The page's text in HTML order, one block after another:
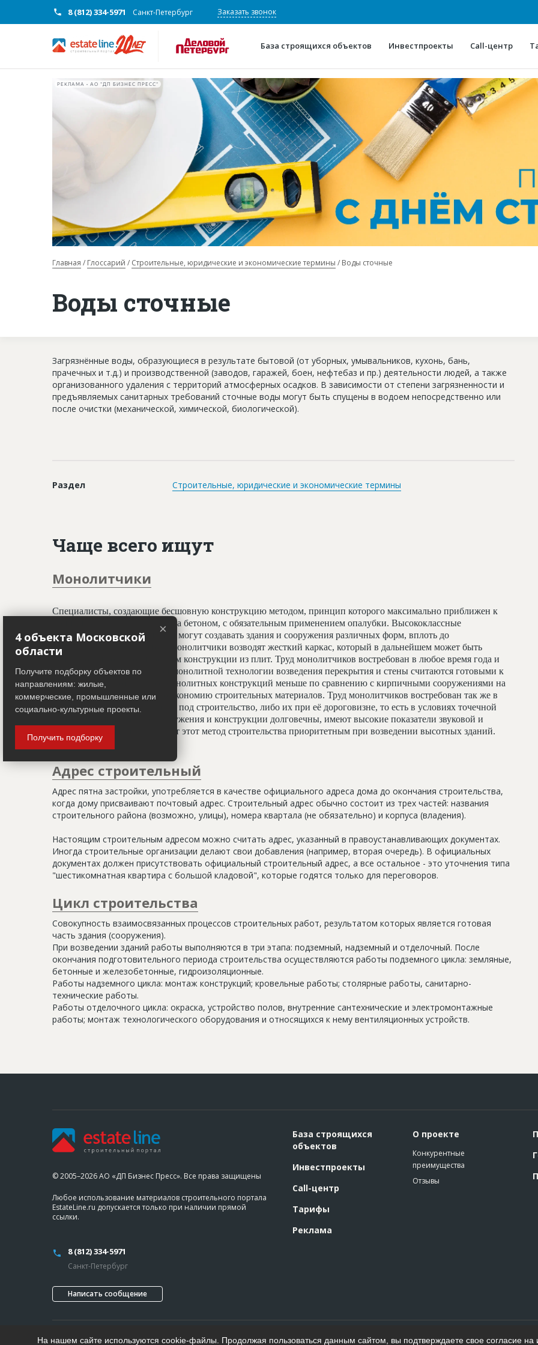
8 (812) 334-5971 Санкт-Петербург Заказать звонок
База строящихся объектов Инвестпроекты Call-центр
О проекте
Конкурентные
Горячие
Глоссарий
РЕКЛАМА • АО "ДП БИЗНЕС ПРЕСС"
Главная Глоссарий Строительные, юридические и экономические термины Воды сточные
Воды сточные
Загрязнённые воды, образующиеся в результате бытовой (от уборных, умывальников, кухонь, бань,
прачечных и т.д.) и производственной (заводов, гаражей, боен, нефтебаз и пр.) деятельности людей, а также
организованного удаления с территорий атмосферных осадков. В зависимости от степени загрязненности и
предъявляемых санитарных требований сточные воды могут быть спущены в водоем непосредственно или
после очистки (механической, химической, биологической).
Раздел Строительные, юридические и экономические термины
Чаще всего ищут
Монолитчики
Специалисты, создающие бесшовную конструкцию методом, принцип которого максимально приближен к
принципу заливки фундамента бетоном, с обязательным применением опалубки. Высококлассные
профессионалы-монолитчики могут создавать здания и сооружения различных форм, вплоть до
криволинейных элементов. Монолитчики возводят жесткий каркас, который в дальнейшем может быть
использован гораздо шире, чем конструкции из плит. Труд монолитчиков востребован в любое время года и
считается всесезонным. При монолитной технологии возведения перекрытия и стены считаются готовыми к
отделочным работам, а вес монолитных конструкций меньше по сравнению с кирпичными сооружениями на
20%, что даёт значительную экономию строительных материалов. Труд монолитчиков востребован так же в
условиях недостатка площади под строительство, либо их при её дороговизне, то есть в условиях точечной
застройки. Монолитные сооружения и конструкции долговечны, имеют высокие показатели звуковой и
тепловой изоляции, что делает этот метод строительства приоритетным при возведении высотных зданий.
Адрес строительный
Адрес пятна застройки, употребляется в качестве официального адреса дома до окончания строительства,
когда дому присваивают почтовый адрес. Строительный адрес обычно состоит из трех частей: названия
строительного района (возможно, улицы), номера квартала (не обязательно) и корпуса (владения).
Настоящим строительным адресом можно считать адрес, указанный в правоустанавливающих документах.
Иногда строительные организации делают свои добавления (например, вторая очередь). В официальных
документах должен присутствовать официальный строительный адрес, а все остальное - это уточнения типа
"шестикомнатная квартира с большой кладовой", которые годятся только для переговоров.
Цикл строительства
Совокупность взаимосвязанных процессов строительных работ, результатом которых является готовая
часть здания (сооружения).
При возведении зданий работы выполняются в три этапа: подземный, надземный и отделочный. После
окончания подготовительного периода строительства осуществляются работы подземного цикла: земляные,
бетонные и железобетонные, гидроизоляционные.
Работы надземного цикла: монтаж конструкций; кровельные работы; столярные работы, санитарно-
технические работы.
Работы отделочного цикла: окраска, устройство полов, внутренние сантехнические и электромонтажные
работы; монтаж технологического оборудования и относящихся к нему вентиляционных устройств.
© 2005–2026 АО «ДП Бизнес Пресс». Все права защищены
Любое использование материалов строительного портала
EstateLine.ru допускается только при наличии прямой
ссылки.
8 (812) 334-5971
Санкт-Петербург
Написать сообщение
База строящихся
объектов
Инвестпроекты
Call-центр
Тарифы
Реклама
О проекте
Конкурентные
преимущества
Отзывы
На нашем сайте используются cookie-файлы. Продолжая пользоваться данным сайтом, вы подтверждаете свое согласие на
×
4 объекта Московской
области
Получите подборку объектов по
направлениям: жилые,
коммерческие, промышленные или
социально-культурные проекты.
Получить подборку